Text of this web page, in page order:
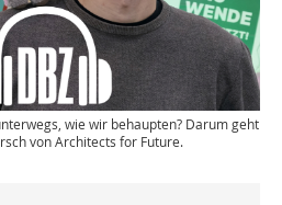
wie wir behaupten? Darum geht
von Architects for Future.